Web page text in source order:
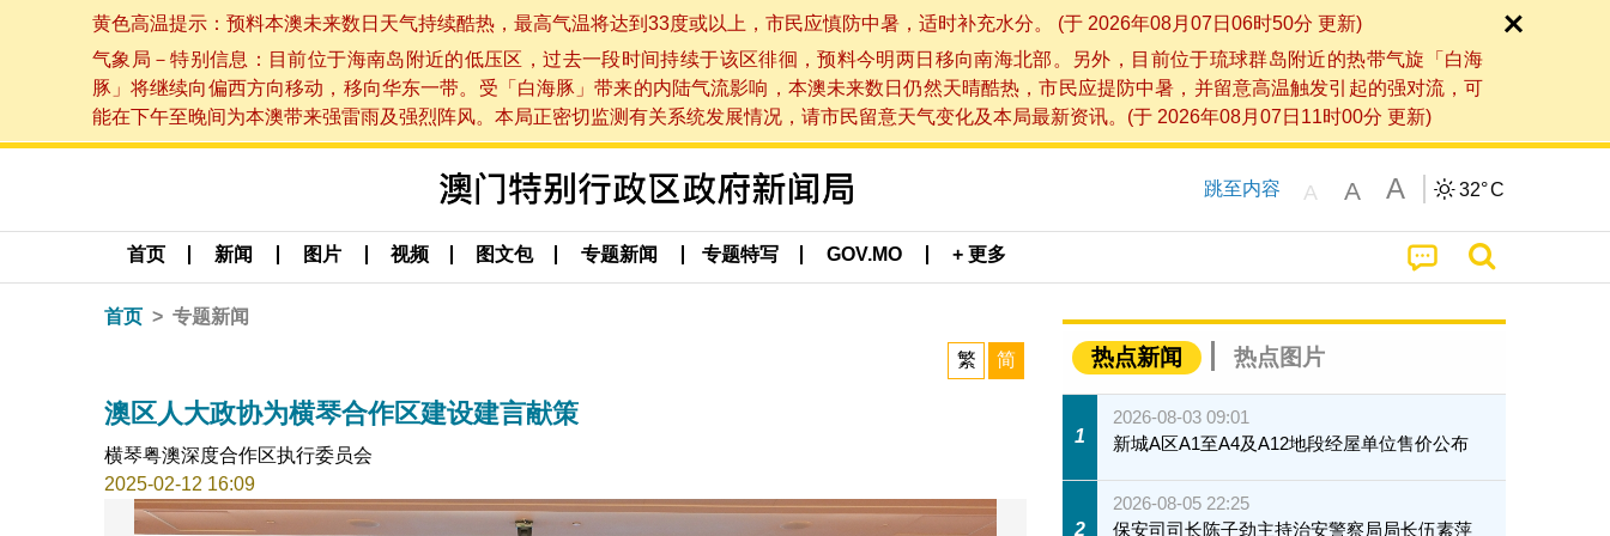
黄色高温提示：预料本澳未来数日天气持续酷热，最高气温将达到33度或以上，市民应慎防中暑，适时补充水分。 (于 2026年08月07日06时50分 更新)
气象局－特别信息：目前位于海南岛附近的低压区，过去一段时间持续于该区徘徊，预料今明两日移向南海北部。另外，目前位于琉球群岛附近的热带气旋「白海
豚」将继续向偏西方向移动，移向华东一带。受「白海豚」带来的内陆气流影响，本澳未来数日仍然天晴酷热，市民应提防中暑，并留意高温触发引起的强对流，可
能在下午至晚间为本澳带来强雷雨及强烈阵风。本局正密切监测有关系统发展情况，请市民留意天气变化及本局最新资讯。(于 2026年08月07日11时00分 更新)
跳至内容 A A A 32°C
首页 新闻 图片 视频 图文包 专题新闻 专题特写 GOV.MO + 更多
首页 专题新闻
繁 简
澳区人大政协为横琴合作区建设建言献策
横琴粤澳深度合作区执行委员会
2025-02-12 16:09
热点新闻 热点图片
1
2026-08-03 09:01
新城A区A1至A4及A12地段经屋单位售价公布
2
2026-08-05 22:25
保安司司长陈子劲主持治安警察局局长伍素萍